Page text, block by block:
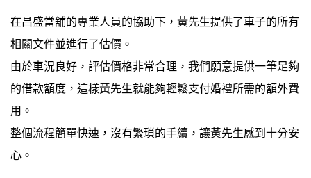
在昌盛當舖的專業人員的協助下，黃先生提供了車子的所有
相關文件並進行了估價。
由於車況良好，評估價格非常合理，我們願意提供一筆足夠
的借款額度，這樣黃先生就能夠輕鬆支付婚禮所需的額外費
用。
整個流程簡單快速，沒有繁瑣的手續，讓黃先生感到十分安
心。